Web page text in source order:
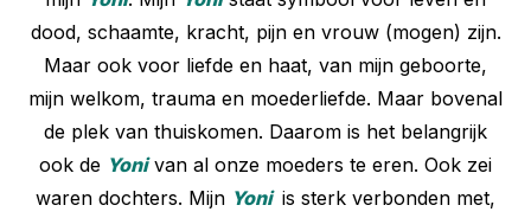
dood, schaamte, kracht, pijn en vrouw (mogen) zijn.
Maar ook voor liefde en haat, van mijn geboorte,
mijn welkom, trauma en moederliefde. Maar bovenal
de plek van thuiskomen. Daarom is het belangrijk
ook de Yonivan al onze moeders te eren. Ook zei
waren dochters. Mijn Yoni is sterk verbonden met,